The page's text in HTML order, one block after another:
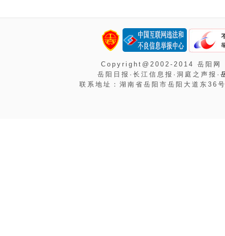
Copyright@2002-2014 岳阳
岳阳日报·长江信息报·洞庭之声报·
联系地址：湖南省岳阳市岳阳大道东